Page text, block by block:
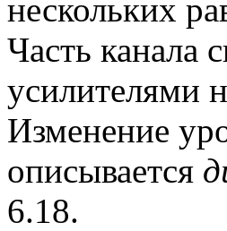
нескольких
Часть канала
усилителями
Изменение
описывается
6.18.